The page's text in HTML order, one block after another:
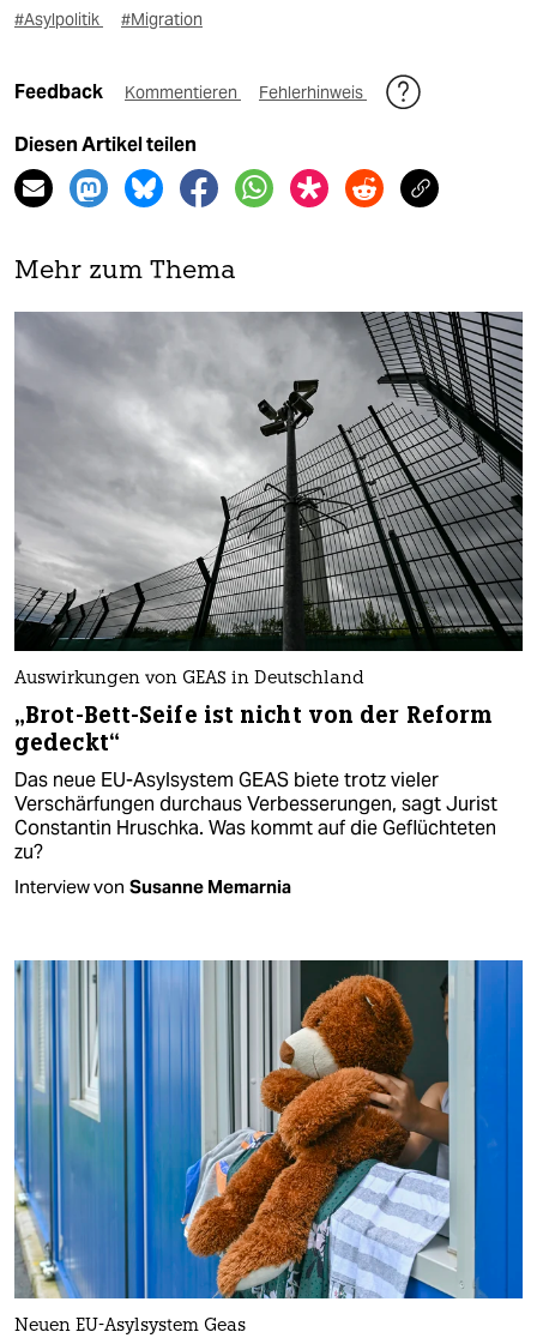
#Asylpolitik #Migration
Feedback Kommentieren Fehlerhinweis
Diesen Artikel teilen
Mehr zum Thema
Auswirkungen von GEAS in Deutschland
„Brot-Bett-Seife ist nicht von der Reform
gedeckt“
Das neue EU-Asylsystem GEAS biete trotz vieler
Verschärfungen durchaus Verbesserungen, sagt Jurist
Constantin Hruschka. Was kommt auf die Geflüchteten
zu?
Interview von Susanne Memarnia
Neuen EU-Asylsystem Geas